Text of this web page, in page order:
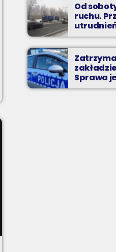
Od
ruchu.
Sprawa